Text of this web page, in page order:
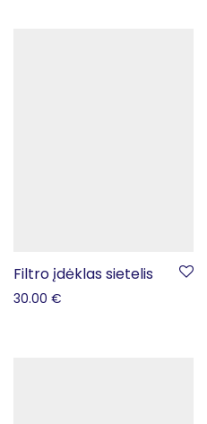
Filtro įdėklas sietelis
30.00 €